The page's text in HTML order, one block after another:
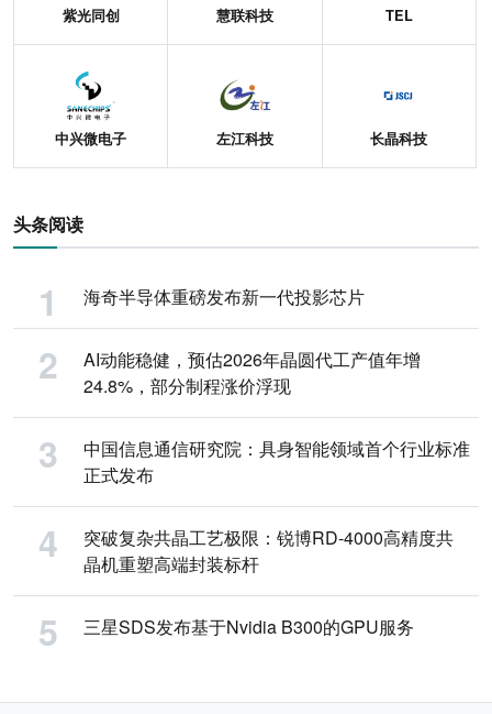
紫光同创 慧联科技 TEL
中兴微电子 左江科技 长晶科技
头条阅读
海奇半导体重磅发布新一代投影芯片
AI动能稳健，预估2026年晶圆代工产值年增
24.8%，部分制程涨价浮现
中国信息通信研究院：具身智能领域首个行业标准
正式发布
突破复杂共晶工艺极限：锐博RD-4000高精度共
晶机重塑高端封装标杆
三星SDS发布基于Nvidia B300的GPU服务